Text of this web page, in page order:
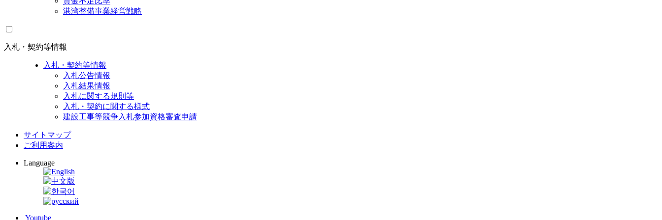
港湾整備事業経営戦略
入札・契約等情報
入札・契約等情報
入札公告情報
入札結果情報
入札に関する規則等
入札・契約に関する様式
建設工事等競争入札参加資格審査申請
サイトマップ
ご利用案内
Language
Youtube